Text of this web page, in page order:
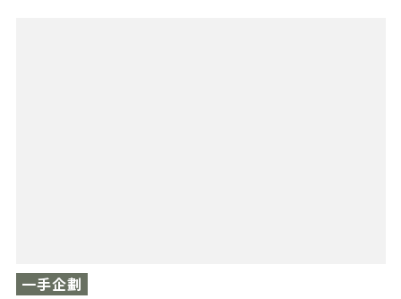
一手企劃